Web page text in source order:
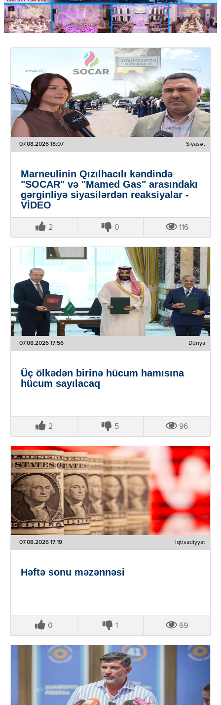
07.08.2026 18:07 Siyasət
Marneulinin Qızılhacılı kəndində
"SOCAR" və "Mamed Gas" arasındakı
gərginliyə siyasilərdən reaksiyalar -
VİDEO
2 0 116
07.08.2026 17:56 Dünya
Üç ölkədən birinə hücum hamısına
hücum sayılacaq
2 5 96
07.08.2026 17:19 İqtisadiyyat
Həftə sonu məzənnəsi
0 1 69